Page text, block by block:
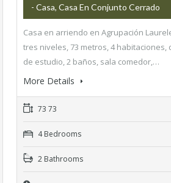
- Casa, Casa En Conjunto Cerrado
Casa en arriendo en Agrupación
tres niveles, 73 metros, 4 habitaciones,
de estudio, 2 baños, sala comedor,…
More Details
73 73
4 Bedrooms
2 Bathrooms